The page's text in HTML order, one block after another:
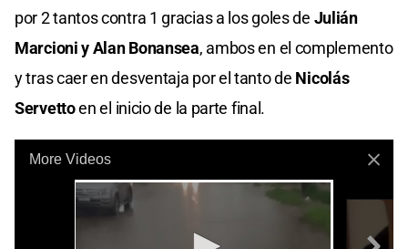
por 2 tantos contra 1 gracias a los goles de Julián
Marcioni y Alan Bonansea, ambos en el complemento
y tras caer en desventaja por el tanto de Nicolás
Servettoen el inicio de la parte final.